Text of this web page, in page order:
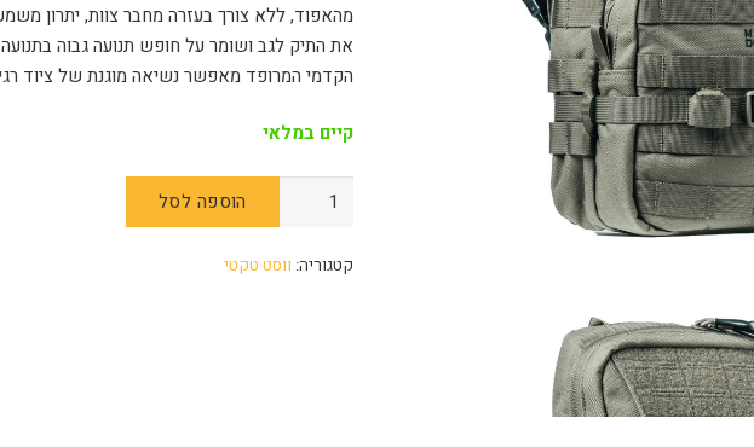
מהאפוד, ללא צורך בעזרה מחבר צוות, יתרון
את התיק לגב ושומר על חופש תנועה גבוה
הקדמי המרופד מאפשר נשיאה מוגנת של ציוד
קיים במלאי
הוספה לסל
קטגוריה: ווסט טקטי